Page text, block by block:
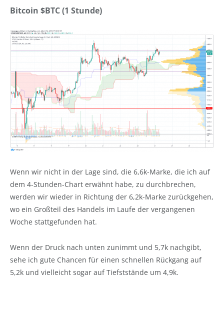
Bitcoin $BTC (1 Stunde)
Wenn wir nicht in der Lage sind, die 6,6k-Marke, die ich auf
dem 4-Stunden-Chart erwähnt habe, zu durchbrechen,
werden wir wieder in Richtung der 6,2k-Marke zurückgehen,
wo ein Großteil des Handels im Laufe der vergangenen
Woche stattgefunden hat.
Wenn der Druck nach unten zunimmt und 5,7k nachgibt,
sehe ich gute Chancen für einen schnellen Rückgang auf
5,2k und vielleicht sogar auf Tiefststände um 4,9k.